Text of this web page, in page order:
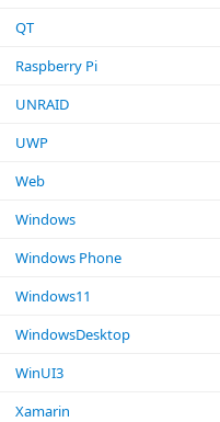
QT
Raspberry Pi
UNRAID
UWP
Web
Windows
Windows Phone
Windows11
WindowsDesktop
WinUI3
Xamarin